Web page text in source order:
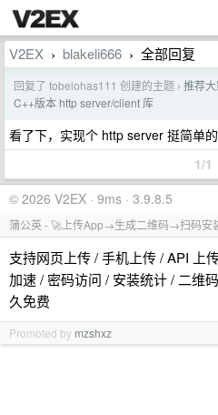
V2EX › blakeli666 › 全部回复
回复了 tobelohas111 创建的主题 › 推荐
C++版本 http server/client 库
看了下，实现个 http server 挺简单
1/1
© 2026 V2EX · 9ms · 3.9.8.5
蒲公英 - 🚀上传App→生成二维码→扫码安
支持网页上传 / 手机上传 / API 上
加速 / 密码访问 / 安装统计 / 二维
久免费
Promoted by mzshxz